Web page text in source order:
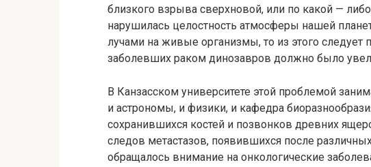
близкого взрыва сверхновой, или по какой —
нарушилась целостность атмосферы нашей
лучами на живые организмы, то из этого следует
заболевших раком динозавров должно было
В Канзасском университете этой проблемой
и астрономы, и физики, и кафедра
сохранившихся костей и позвонков древних
следов метастазов, появившихся после
обращалось внимание на онкологические